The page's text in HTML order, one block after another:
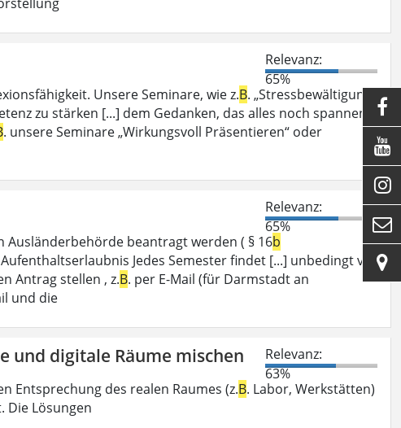
Relevanz:
65%
Unsere Seminare, wie z.B. „Stressbewältigung“
zu stärken [...] dem Gedanken, das alles noch spannend
. unsere Seminare „Wirkungsvoll Präsentieren“ oder
Relevanz:
65%
Ausländerbehörde beantragt werden ( § 16b
Jedes Semester findet [...] unbedingt vor
Antrag stellen , z.B. per E-Mail (für Darmstadt an
und die
und digitale Räume mischen
Relevanz:
63%
Entsprechung des realen Raumes (z.B. Labor, Werkstätten)
Die Lösungen




